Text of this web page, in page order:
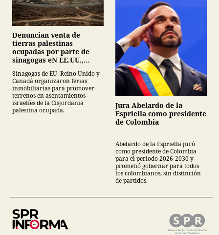
Denuncian venta de
tierras palestinas
ocupadas por parte de
sinagogas eN EE.UU.,
Sinagogas de EU, Reino Unido y
Canadá organizaron ferias
inmobiliarias para promover
terrenos en asentamientos
israelíes de la Cisjordania
palestina ocupada.
Jura Abelardo de la
Espriella como presidente
de Colombia
Abelardo de la Espriella juró
como presidente de Colombia
para el periodo 2026-2030 y
prometió gobernar para todos
los colombianos, sin distinción
de partidos.